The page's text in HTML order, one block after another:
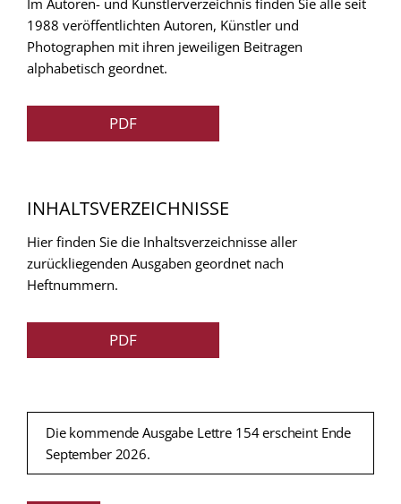
1988 veröffentlichten Autoren, Künstler und
Photographen mit ihren jeweiligen Beitragen
alphabetisch geordnet.
PDF
INHALTSVERZEICHNISSE
Hier finden Sie die Inhaltsverzeichnisse aller
zurückliegenden Ausgaben geordnet nach
Heftnummern.
PDF
Die kommende Ausgabe Lettre 154 erscheint Ende
September 2026.